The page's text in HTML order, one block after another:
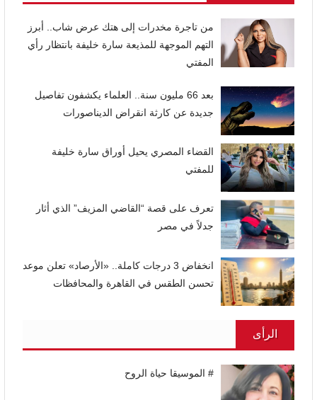
من تاجرة مخدرات إلى هتك عرض شاب.. أبرز
التهم الموجهة للمذيعة سارة خليفة بانتظار رأي
المفتي
بعد 66 مليون سنة.. العلماء يكشفون تفاصيل
جديدة عن كارثة انقراض الديناصورات
القضاء المصري يحيل أوراق سارة خليفة
للمفتي
تعرف على قصة “القاضي المزيف” الذي أثار
جدلاً في مصر
انخفاض 3 درجات كاملة.. «الأرصاد» تعلن موعد
تحسن الطقس في القاهرة والمحافظات
الرأى
# الموسيقا حياة الروح